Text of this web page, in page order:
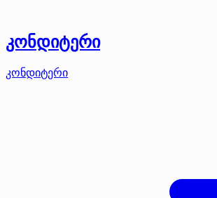
კონდიტერი
კონდიტერი